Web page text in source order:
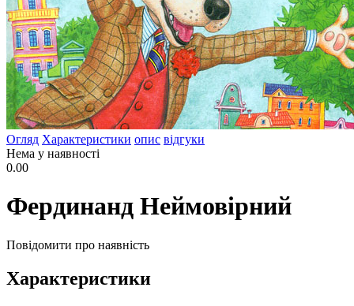
Огляд Характеристики опис відгуки
Нема у наявності
0.00
Фердинанд Неймовірний
Повідомити про наявність
Характеристики